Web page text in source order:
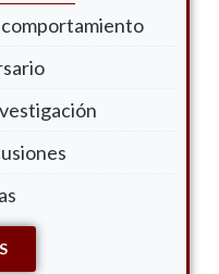
comportamiento